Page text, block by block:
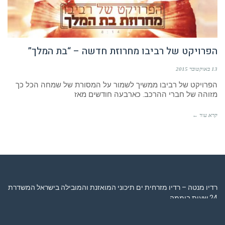
הפרויקט של רביבו מחרוזת חדשה – “בת המלך”
13 באוקטובר 2015
הפרויקט של רביבו ממשיך לשמור על המסורת של שמחה הכל כך
מזוהה של חברי ההרכב. כארבעה חודשים מאז
קרא עוד ←
רדיו מנטה – רדיו מזרחית ים תיכוני המואזנת והמובילה בישראל המשדרת
24 שעות ביממה,